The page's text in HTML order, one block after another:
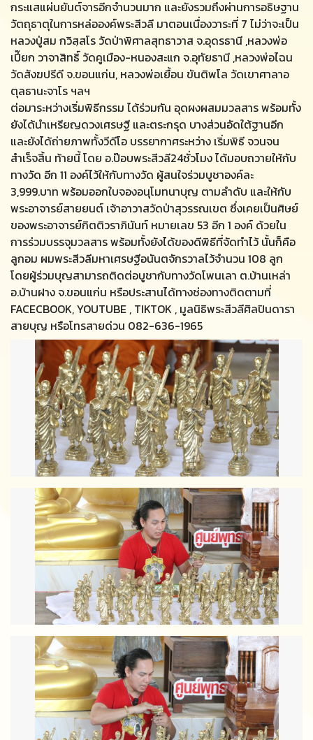
กระแสแผ่นยันต์จารอีกจำนวนมาก และยังรวมถึงผ่านการอธิษฐาน
วัตถุธาตุในการหล่อองค์พระสีวลี มาตอนเนื่องวาระที่ 7 ไม่ว่าจะเป็น
หลวงปู่สม กวิสฺสโร วัดป่าพิศาลสุทธาวาส จ.อุดรธานี ,หลวงพ่อ
เปี๊ยก วาจาสิทธิ์ วัดคูเมือง-หนองสะแก จ.อุทัยธานี ,หลวงพ่อไฉน
วัดสังฆปรีดี จ.ขอนแก่น, หลวงพ่อเยื้อน ขันติพโล วัดเขาศาลาอ
ตุลธานะจาโร ฯลฯ
ต่อมาระหว่างเริ่มพิธีกรรม ได้ร่วมกัน อุดผงผสมมวลสาร พร้อมทั้ง
ยังได้นำเหรียญดวงเศรษฐี และตระกรุด บางส่วนอัดใต้ฐานอีก
และยังได้ถ่ายภาพทั้งวีดีโอ บรรยากาศระหว่าง เริ่มพิธี จวนจน
สำเร็จสิ้น ท้ายนี้ โดย อ.ป๊อบพระสีวลี24ชั่วโมง ได้มอบถวายให้กับ
ทางวัด อีก 11 องค์ไว้ให้กับทางวัด ผู้สนใจร่วมบูชาองค์ละ
3,999.บาท พร้อมออกใบจองอนุโมทนาบุญ ตามลำดับ และให้กับ
พระอาจารย์สายยนต์ เจ้าอาวาสวัดป่าสุวรรณเขต ซึ่งเคยเป็นศิษย์
ของพระอาจารย์กิตติวราภินันท์ หมายเลข 53 อีก 1 องค์ ด้วยใน
การร่วมบรรจุมวลสาร พร้อมทั้งยังได้ของดีพิธีที่จัดทำไว้ นั้นก็คือ
ลูกอม ผมพระสีวลีมหาเศรษฐีอนันตจักรวาลไว้จำนวน 108 ลูก
โดยผู้ร่วมบุญสามารถติดต่อบูชากับทางวัดโพนเลา ต.บ้านเหล่า
อ.บ้านฝาง จ.ขอนแก่น หรือประสานได้ทางช่องทางติดตามที่
FACECBOOK, YOUTUBE , TIKTOK , มูลนิธิพระสีวลีศิลปินดารา
สายบุญ หรือโทรสายด่วน 082-636-1965